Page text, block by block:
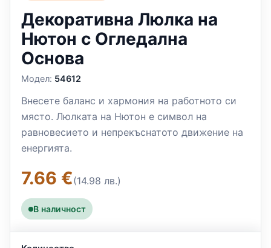
Декоративна Люлка на
Нютон с Огледална
Основа
Модел: 54612
Внесете баланс и хармония на работното си
място. Люлката на Нютон е символ на
равновесието и непрекъснатото движение на
енергията.
7.66 €(14.98 лв.)
В наличност